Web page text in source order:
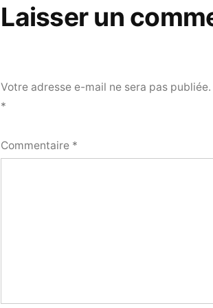
Laisser un
Votre adresse e-mail ne sera pas publiée.
*
Commentaire *